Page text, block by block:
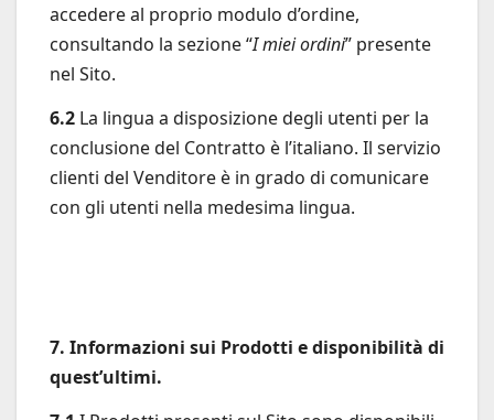
accedere al proprio modulo d’ordine,
consultando la sezione “I miei ordini” presente
nel Sito.
6.2 La lingua a disposizione degli utenti per la
conclusione del Contratto è l’italiano. Il servizio
clienti del Venditore è in grado di comunicare
con gli utenti nella medesima lingua.
7. Informazioni sui Prodotti e disponibilità di
quest’ultimi.